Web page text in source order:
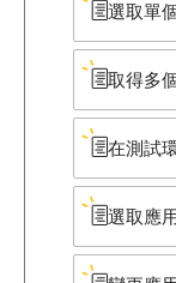
選取單
取得多
在測試
選取應